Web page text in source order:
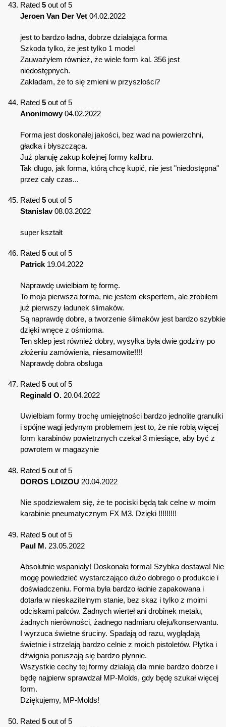
Rated 5 out of 5
Jeroen Van Der Vet 04.02.2022
jest to bardzo ładna, dobrze działająca forma
Szkoda tylko, że jest tylko 1 model
Zauważyłem również, że wiele form kal. 356 jest
niedostępnych.
Zakładam, że to się zmieni w przyszłości?
Rated 5 out of 5
Anonimowy04.02.2022
Forma jest doskonałej jakości, bez wad na powierzchni,
gładka i błyszcząca.
Już planuję zakup kolejnej formy kalibru.
Tak długo, jak forma, którą chcę kupić, nie jest "niedostępna"
przez cały czas...
Rated 5 out of 5
Stanislav08.03.2022
super kształt
Rated 5 out of 5
Patrick 19.04.2022
Naprawdę uwielbiam tę formę.
To moja pierwsza forma, nie jestem ekspertem, ale zrobiłem
już pierwszy ładunek ślimaków.
Są naprawdę dobre, a tworzenie ślimaków jest bardzo szybkie
dzięki wnęce z ośmioma.
Ten sklep jest również dobry, wysyłka była dwie godziny po
złożeniu zamówienia, niesamowite!!!!
Naprawdę dobra obsługa
Rated 5 out of 5
Reginald O. 20.04.2022
Uwielbiam formy trochę umiejętności bardzo jednolite granulki
i spójne wagi jedynym problemem jest to, że nie robią więcej
form karabinów powietrznych czekał 3 miesiące, aby być z
powrotem w magazynie
Rated 5 out of 5
DOROS LOIZOU 20.04.2022
Nie spodziewałem się, że te pociski będą tak celne w moim
karabinie pneumatycznym FX M3. Dzięki !!!!!!!!!
Rated 5 out of 5
Paul M. 23.05.2022
Absolutnie wspaniały! Doskonała forma! Szybka dostawa! Nie
mogę powiedzieć wystarczająco dużo dobrego o produkcie i
doświadczeniu. Forma była bardzo ładnie zapakowana i
dotarła w nieskazitelnym stanie, bez skaz i tylko z moimi
odciskami palców. Żadnych wierteł ani drobinek metalu,
żadnych nierówności, żadnego nadmiaru oleju/konserwantu.
I wyrzuca świetne śruciny. Spadają od razu, wyglądają
świetnie i strzelają bardzo celnie z moich pistoletów. Płytka i
dźwignia poruszają się bardzo płynnie.
Wszystkie cechy tej formy działają dla mnie bardzo dobrze i
będę najpierw sprawdzał MP-Molds, gdy będę szukał więcej
form.
Dziękujemy, MP-Molds!
Rated 5 out of 5